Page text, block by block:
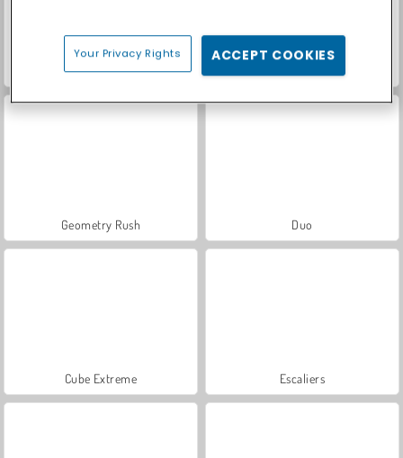
Car Parking City Duel
Geometry Rush Duo
Cube Extreme Escaliers
Your Privacy Rights ACCEPT COOKIES